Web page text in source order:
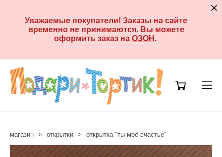
Уважаемые покупатели! Заказы на сайте
временно не принимаются. Вы можете
оформить заказ на ОЗОН .
магазин > открытки > открытка "ты моё счастье"